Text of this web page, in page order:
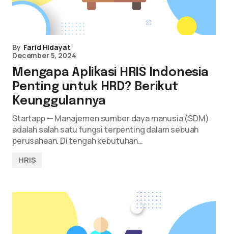
By Farid Hidayat
December 5, 2024
Mengapa Aplikasi HRIS Indonesia
Penting untuk HRD? Berikut
Keunggulannya
Startapp — Manajemen sumber daya manusia (SDM)
adalah salah satu fungsi terpenting dalam sebuah
perusahaan. Di tengah kebutuhan…
HRIS